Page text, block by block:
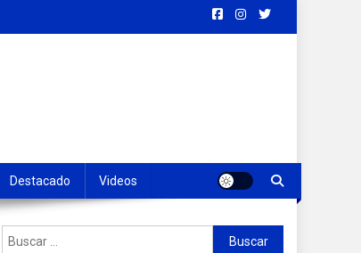
Destacado Videos
Buscar: